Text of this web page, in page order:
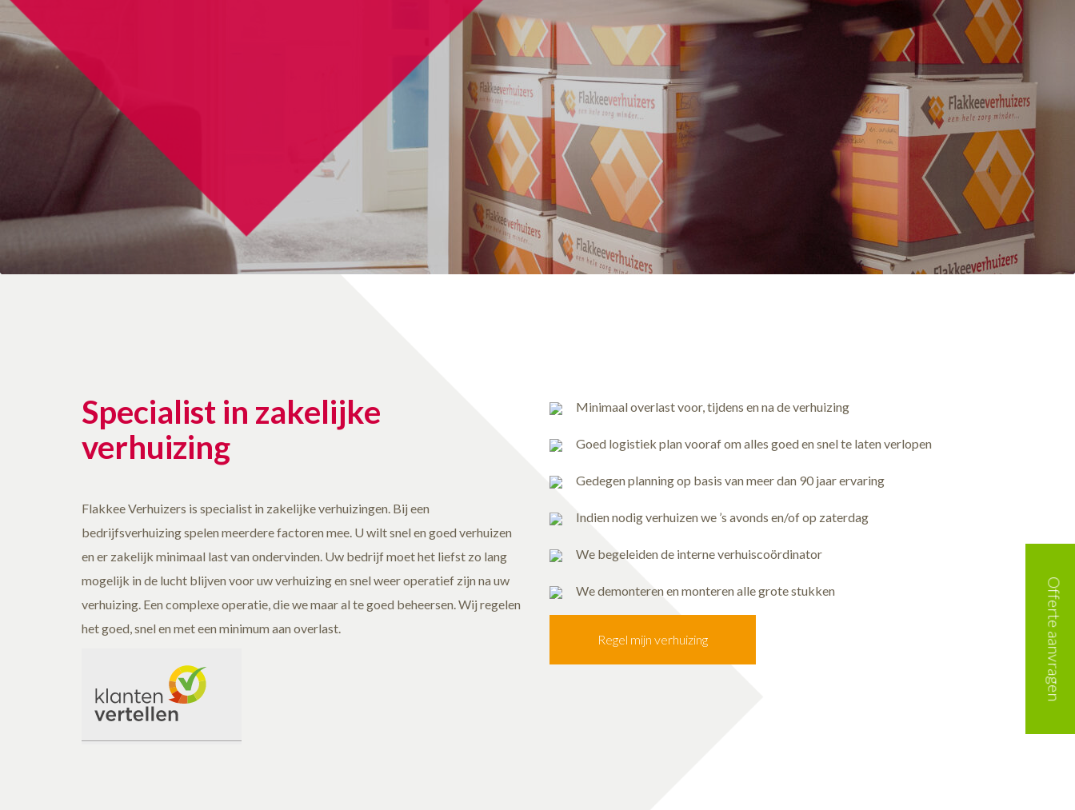
Offerte aanvragen
Specialist in zakelijke
verhuizing
Flakkee Verhuizers is specialist in zakelijke verhuizingen. Bij een
bedrijfsverhuizing spelen meerdere factoren mee. U wilt snel en goed verhuizen
en er zakelijk minimaal last van ondervinden. Uw bedrijf moet het liefst zo lang
mogelijk in de lucht blijven voor uw verhuizing en snel weer operatief zijn na uw
verhuizing. Een complexe operatie, die we maar al te goed beheersen. Wij regelen
het goed, snel en met een minimum aan overlast.
Minimaal overlast voor, tijdens en na de verhuizing
Goed logistiek plan vooraf om alles goed en snel te laten verlopen
Gedegen planning op basis van meer dan 90 jaar ervaring
Indien nodig verhuizen we ’s avonds en/of op zaterdag
We begeleiden de interne verhuiscoördinator
We demonteren en monteren alle grote stukken
Regel mijn verhuizing